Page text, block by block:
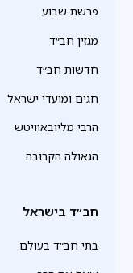
פרשת שבוע
מגזין חב״ד
חדשות חב״ד
חגים ומועדי ישראל
הרבי מליובאוויטש
הגאולה הקרובה
חב״ד בישראל
בתי חב״ד בעולם